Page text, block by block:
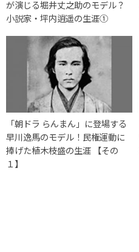
が演じる堀井丈之助のモデル？
小説家・坪内逍遥の生涯①
「朝ドラ らんまん」に登場する
早川逸馬のモデル！民権運動に
捧げた植木枝盛の生涯 【その
１】